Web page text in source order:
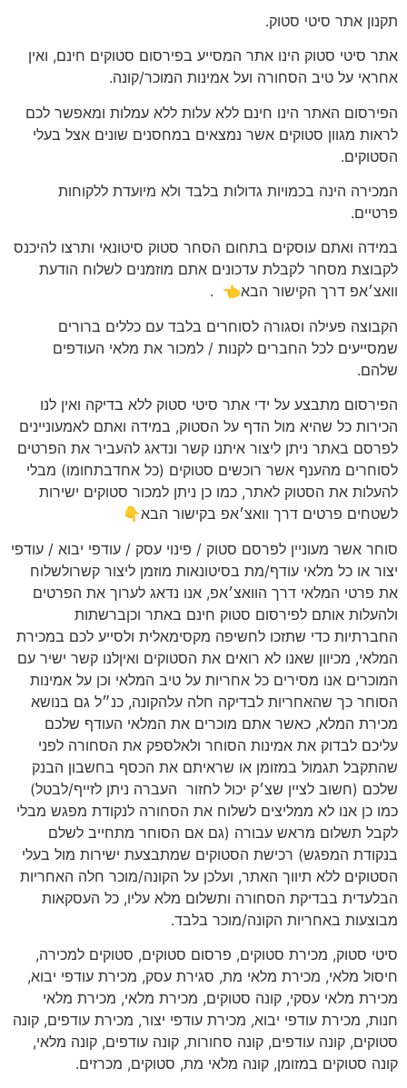
תקנון אתר סיטי סטוק.
אתר סיטי סטוק הינו אתר המסייע בפירסום סטוקים חינם, ואין
אחראי על טיב הסחורה ועל אמינות המוכר/קונה.
הפירסום האתר הינו חינם ללא עלות ללא עמלות ומאפשר לכם
לראות מגוון סטוקים אשר נמצאים במחסנים שונים אצל בעלי
הסטוקים.
המכירה הינה בכמויות גדולות בלבד ולא מיועדת ללקוחות
פרטיים.
במידה ואתם עוסקים בתחום הסחר סטוק סיטונאי ותרצו להיכנס
לקבוצת מסחר לקבלת עדכונים אתם מוזמנים לשלוח הודעת
וואצ׳אפ דרך הקישור הבא👈 .
הקבוצה פעילה וסגורה לסוחרים בלבד עם כללים ברורים
שמסייעים לכל החברים לקנות / למכור את מלאי העודפים
שלהם.
הפירסום מתבצע על ידי אתר סיטי סטוק ללא בדיקה ואין לנו
הכירות כל שהיא מול הדף על הסטוק, במידה ואתם לאמעוניינים
לפרסם באתר ניתן ליצור איתנו קשר ונדאג להעביר את הפרטים
לסוחרים מהענף אשר רוכשים סטוקים (כל אחדבתחומו) מבלי
להעלות את הסטוק לאתר, כמו כן ניתן למכור סטוקים ישירות
לשטחים פרטים דרך וואצ׳אפ בקישור הבא👇
סוחר אשר מעוניין לפרסם סטוק / פינוי עסק / עודפי יבוא / עודפי
יצור או כל מלאי עודף/מת בסיטונאות מוזמן ליצור קשרולשלוח
את פרטי המלאי דרך הוואצ׳אפ, אנו נדאג לערוך את הפרטים
ולהעלות אותם לפירסום סטוק חינם באתר וכןברשתות
החברתיות כדי שתזכו לחשיפה מקסימאלית ולסייע לכם במכירת
המלאי, מכיוון שאנו לא רואים את הסטוקים ואיןלנו קשר ישיר עם
המוכרים אנו מסירים כל אחריות על טיב המלאי וכן על אמינות
הסוחר כך שהאחריות לבדיקה חלה עלהקונה, כנ״ל גם בנושא
מכירת המלא, כאשר אתם מוכרים את המלאי העודף שלכם
עליכם לבדוק את אמינות הסוחר ולאלספק את הסחורה לפני
שהתקבל תגמול במזומן או שראיתם את הכסף בחשבון הבנק
שלכם (חשוב לציין שצ׳ק יכול לחזור העברה ניתן לזייף/לבטל)
כמו כן אנו לא ממליצים לשלוח את הסחורה לנקודת מפגש מבלי
לקבל תשלום מראש עבורה (גם אם הסוחר מתחייב לשלם
בנקודת המפגש) רכישת הסטוקים שמתבצעת ישירות מול בעלי
הסטוקים ללא תיווך האתר, ועלכן על הקונה/מוכר חלה האחריות
הבלעדית בבדיקת הסחורה ותשלום מלא עליו, כל העסקאות
מבוצעות באחריות הקונה/מוכר בלבד.
סיטי סטוק, מכירת סטוקים, פרסום סטוקים, סטוקים למכירה,
חיסול מלאי, מכירת מלאי מת, סגירת עסק, מכירת עודפי יבוא,
מכירת מלאי עסקי, קונה סטוקים, מכירת מלאי, מכירת מלאי
חנות, מכירת עודפי יבוא, מכירת עודפי יצור, מכירת עודפים, קונה
סטוקים, קונה עודפים, קונה סחורות, קונה עודפים, קונה מלאי,
קונה סטוקים במזומן, קונה מלאי מת, סטוקים, מכרזים.